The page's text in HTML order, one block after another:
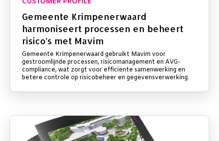
Gemeente Krimpenerwaard
harmoniseert processen en beheert
risico’s met Mavim
Gemeente Krimpenerwaard gebruikt Mavim voor
gestroomlijnde processen, risicomanagement en AVG-
compliance, wat zorgt voor efficiënte samenwerking en
betere controle op risicobeheer en gegevensverwerking.